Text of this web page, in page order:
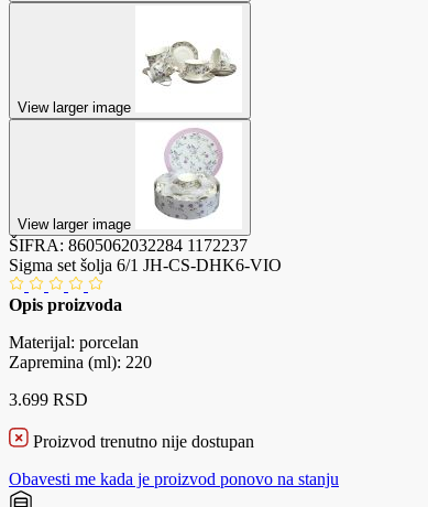
View larger image
View larger image
ŠIFRA: 8605062032284 1172237
Sigma set šolja 6/1 JH-CS-DHK6-VIO
Opis proizvoda
Materijal: porcelan
Zapremina (ml): 220
3.699 RSD
Proizvod trenutno nije dostupan
Obavesti me kada je proizvod ponovo na stanju